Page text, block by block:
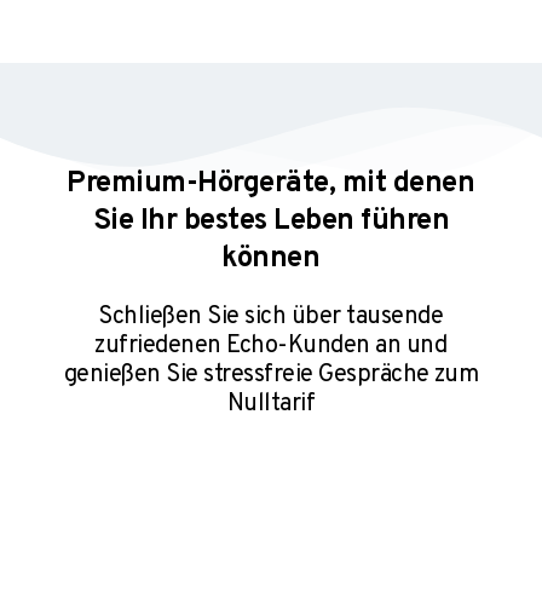
Premium-Hörgeräte, mit denen
Sie Ihr bestes Leben führen
können
Schließen Sie sich über tausende
zufriedenen Echo-Kunden an und
genießen Sie stressfreie Gespräche⁠ zum
Nulltarif